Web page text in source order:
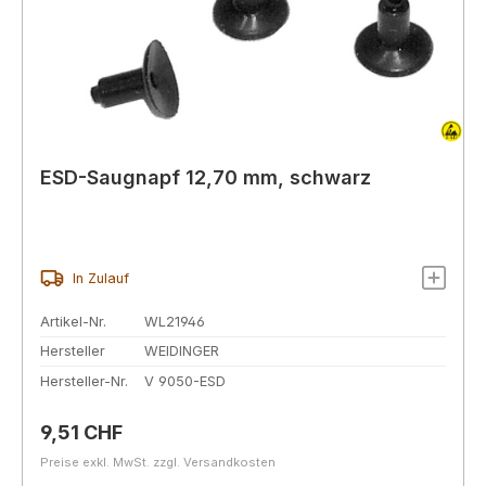
ESD-Saugnapf 12,70 mm, schwarz
In Zulauf
Artikel-Nr.
WL21946
Hersteller
WEIDINGER
Hersteller-Nr.
V 9050-ESD
Regulärer Preis:
9,51 CHF
Preise exkl. MwSt. zzgl. Versandkosten